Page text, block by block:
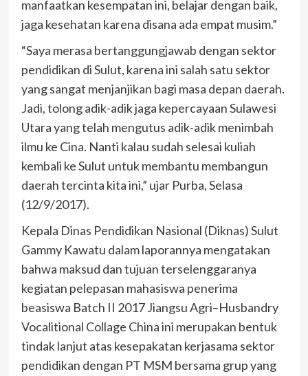
manfaatkan kesempatan ini, belajar dengan baik,
jaga kesehatan karena disana ada empat musim.”
“Saya merasa bertanggungjawab dengan sektor
pendidikan di Sulut, karena ini salah satu sektor
yang sangat menjanjikan bagi masa depan daerah.
Jadi, tolong adik-adik jaga kepercayaan Sulawesi
Utara yang telah mengutus adik-adik menimbah
ilmu ke Cina. Nanti kalau sudah selesai kuliah
kembali ke Sulut untuk membantu membangun
daerah tercinta kita ini,” ujar Purba, Selasa
(12/9/2017).
Kepala Dinas Pendidikan Nasional (Diknas) Sulut
Gammy Kawatu dalam laporannya mengatakan
bahwa maksud dan tujuan terselenggaranya
kegiatan pelepasan mahasiswa penerima
beasiswa Batch II 2017 Jiangsu Agri–Husbandry
Vocalitional Collage China ini merupakan bentuk
tindak lanjut atas kesepakatan kerjasama sektor
pendidikan dengan PT MSM bersama grup yang